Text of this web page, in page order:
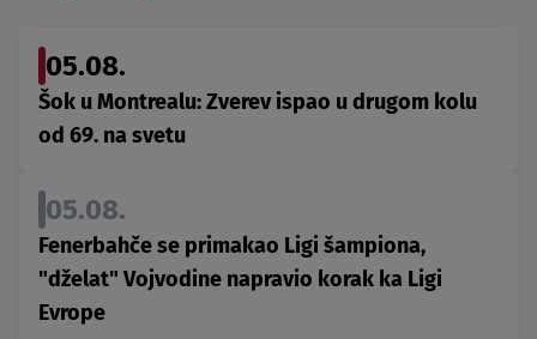
05.08.
Šok u Montrealu: Zverev ispao u drugom kolu
od 69. na svetu
05.08.
Fenerbahče se primakao Ligi šampiona,
"dželat" Vojvodine napravio korak ka Ligi
Evrope